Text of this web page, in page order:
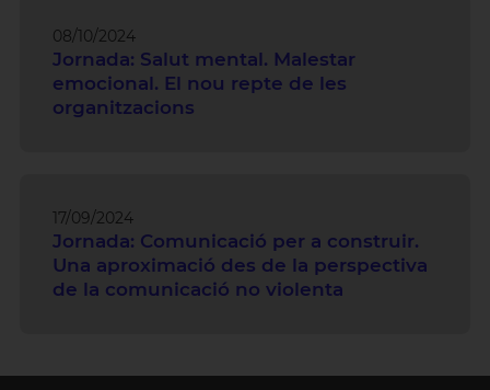
08/10/2024
Jornada: Salut mental. Malestar
emocional. El nou repte de les
organitzacions
17/09/2024
Jornada: Comunicació per a construir.
Una aproximació des de la perspectiva
de la comunicació no violenta